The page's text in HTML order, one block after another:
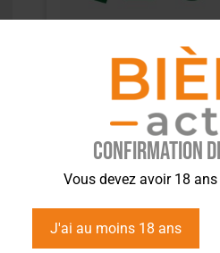
Confirmation
Vous devez avoir 18
J'ai au moins 18 ans